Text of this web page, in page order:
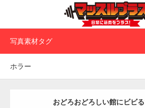
写真素材タグ
ホラー
おどろおどろしい館にビビ